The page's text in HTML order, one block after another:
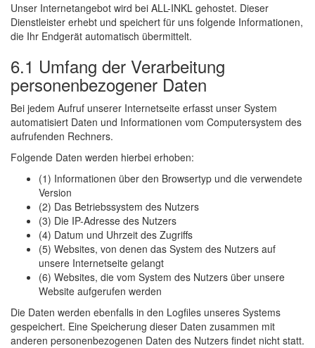
Unser Internetangebot wird bei ALL-INKL gehostet. Dieser
Dienstleister erhebt und speichert für uns folgende Informationen,
die Ihr Endgerät automatisch übermittelt.
6.1 Umfang der Verarbeitung
personenbezogener Daten
Bei jedem Aufruf unserer Internetseite erfasst unser System
automatisiert Daten und Informationen vom Computersystem des
aufrufenden Rechners.
Folgende Daten werden hierbei erhoben:
(1) Informationen über den Browsertyp und die verwendete
Version
(2) Das Betriebssystem des Nutzers
(3) Die IP-Adresse des Nutzers
(4) Datum und Uhrzeit des Zugriffs
(5) Websites, von denen das System des Nutzers auf
unsere Internetseite gelangt
(6) Websites, die vom System des Nutzers über unsere
Website aufgerufen werden
Die Daten werden ebenfalls in den Logfiles unseres Systems
gespeichert. Eine Speicherung dieser Daten zusammen mit
anderen personenbezogenen Daten des Nutzers findet nicht statt.